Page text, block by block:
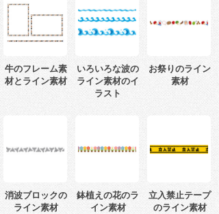
牛のフレーム素
材とライン素材
いろいろな波の
ライン素材のイ
ラスト
お祭りのライン
素材
消波ブロックの
ライン素材
鉢植えの花のラ
イン素材
立入禁止テープ
のライン素材